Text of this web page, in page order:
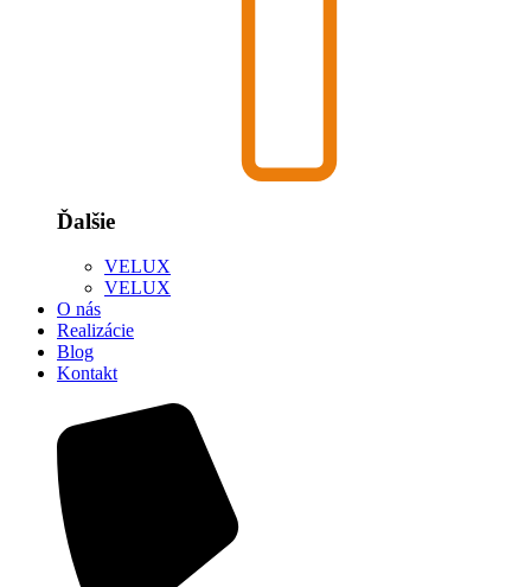
Ďalšie
VELUX
VELUX
O nás
Realizácie
Blog
Kontakt